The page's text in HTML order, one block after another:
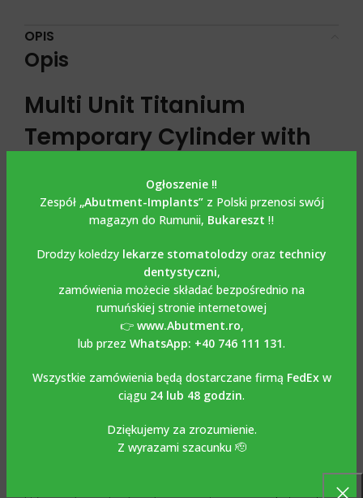
Ogłoszenie ‼️
Zespół „Abutment-Implants”z Polski przenosi swój
magazyn do Rumunii, Bukareszt ‼️
Drodzy koledzy lekarze stomatolodzy oraz technicy
dentystyczni,
zamówienia możecie składać bezpośrednio na
rumuńskiej stronie internetowej
👉 www.Abutment.ro,
lub przez WhatsApp: +40 746 111 131.
Wszystkie zamówienia będą dostarczane firmą FedExw
ciągu 24 lub 48 godzin.
Dziękujemy za zrozumienie.
Z wyrazami szacunku 🫡
OPIS
Opis
Multi Unit Titanium
Temporary Cylinder with
tymczasowy
kompatybilny z NOBEL
REPLACE SELECT
Multi Unit Titanium Temporary Cylinder with Screw /
Cylinder tymczasowy kompatybilny z NOBEL REPLACE
wykonany jest z tytanu Grade 5-6AL4V. Śruba jest
Ncm. Służy do wykonywania przykręcanych uzupełnień
tymczasowych w multi unitach. Rowki obecne na stronie
uzupełnień tymczasowych. Stosuje się go razem z
klasycznym kluczem protetycznym. Można go używać